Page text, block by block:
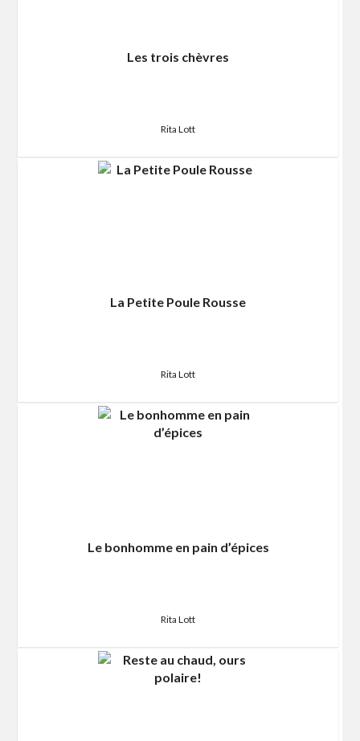
Les trois chèvres
Rita Lott
La Petite Poule Rousse
Rita Lott
Le bonhomme en pain d’épices
Rita Lott